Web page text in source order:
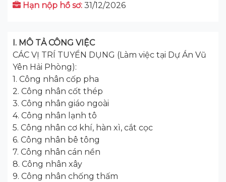
Hạn nộp hồ sơ: 31/12/2026
I. MÔ TẢ CÔNG VIỆC
CÁC VỊ TRÍ TUYỂN DỤNG (Làm việc tại Dự Án Vũ
Yên Hải Phòng):
1. Công nhân cốp pha
2. Công nhân cốt thép
3. Công nhân giáo ngoài
4. Công nhân lạnh tô
5. Công nhân cơ khí, hàn xì, cắt cọc
6. Công nhân bê tông
7. Công nhân cán nền
8. Công nhân xây
9. Công nhân chống thấm